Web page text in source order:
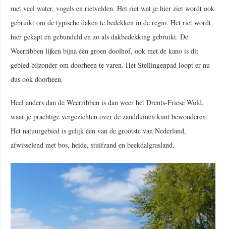
met veel water, vogels en rietvelden. Het riet wat je hier ziet wordt ook
gebruikt om de typische daken te bedekken in de regio. Het riet wordt
hier gekapt en gebundeld en zo als dakbedekking gebruikt. De
Weerribben lijken bijna één groen doolhof, ook met de kano is dit
gebied bijzonder om doorheen te varen. Het Stellingenpad loopt er nu
dus ook doorheen.
Heel anders dan de Weerribben is dan weer het Drents-Friese Wold,
waar je prachtige vergezichten over de zandduinen kunt bewonderen.
Het natuurgebied is gelijk één van de grootste van Nederland,
afwisselend met bos, heide, stuifzand en beekdalgrasland.